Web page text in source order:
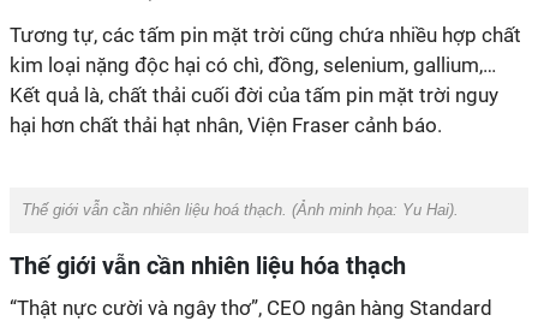
Tương tự, các tấm pin mặt trời cũng chứa nhiều hợp chất
kim loại nặng độc hại có chì, đồng, selenium, gallium,…
Kết quả là, chất thải cuối đời của tấm pin mặt trời nguy
hại hơn chất thải hạt nhân, Viện Fraser cảnh báo.
Thế giới vẫn cần nhiên liệu hoá thạch. (Ảnh minh họa: Yu Hai).
Thế giới vẫn cần nhiên liệu hóa thạch
“Thật nực cười và ngây thơ”, CEO ngân hàng Standard